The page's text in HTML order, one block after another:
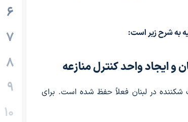
به شرح زیر است:
و ایجاد واحد کنترل منازعه
شکننده در لبنان فعلاً حفظ شده است. برای